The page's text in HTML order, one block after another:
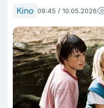
Kino 09:45 / 10.05.2026